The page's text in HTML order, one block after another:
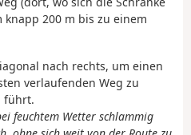
200 m bis zu einem
nach rechts, um einen
verlaufenden Weg zu
führt.
feuchtem Wetter schlammig